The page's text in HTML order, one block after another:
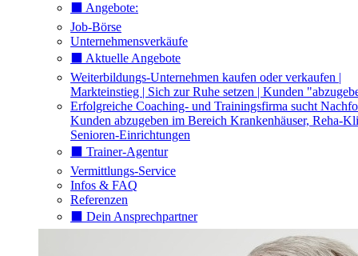
⬛️ Angebote:
Job-Börse
Unternehmensverkäufe
⬛️ Aktuelle Angebote
Weiterbildungs-Unternehmen kaufen oder verkaufen |
Markteinstieg | Sich zur Ruhe setzen | Kunden
Erfolgreiche Coaching- und Trainingsfirma sucht
Kunden abzugeben im Bereich Krankenhäuser, Reha-
Senioren-Einrichtungen
⬛️ Trainer-Agentur
Vermittlungs-Service
Infos & FAQ
Referenzen
⬛️ Dein Ansprechpartner